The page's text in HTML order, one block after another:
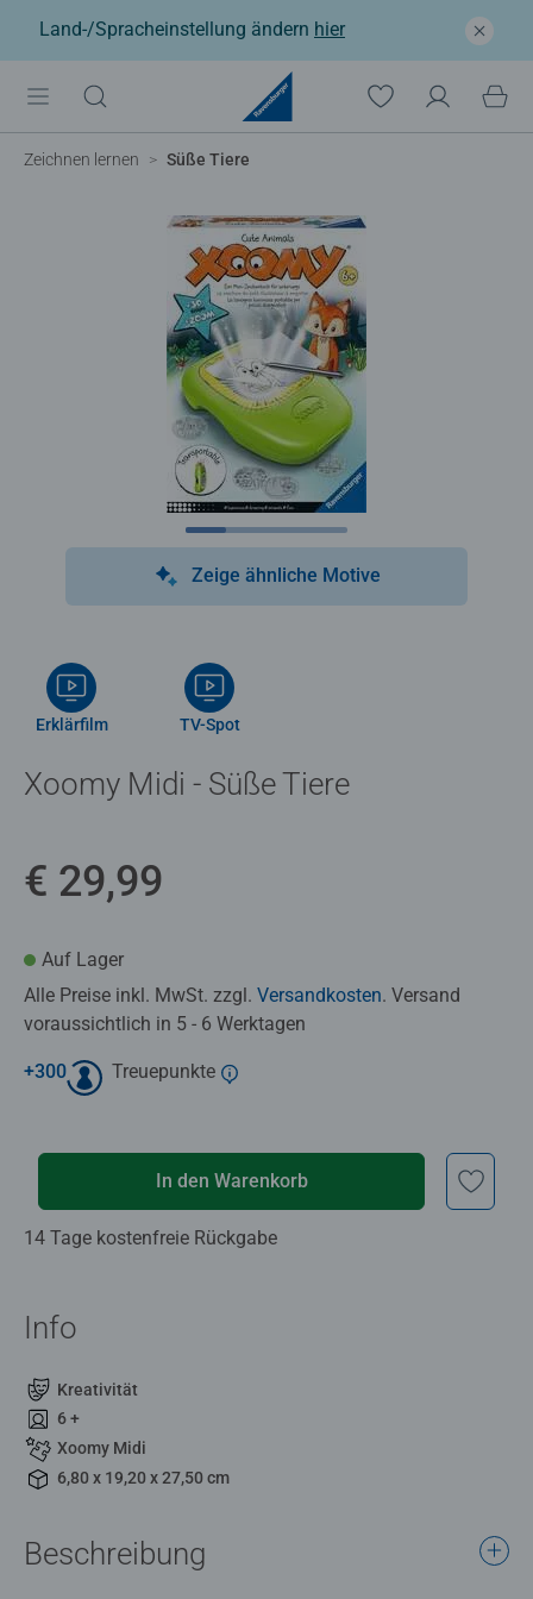
Land-/Spracheinstellung ändern hier
Zeichnen lernen Süße Tiere
Zeige ähnliche Motive
Erklärfilm TV-Spot
Xoomy Midi - Süße Tiere
€ 29,99
Auf Lager
Alle Preise inkl. MwSt. zzgl. Versandkosten. Versand
voraussichtlich in 5 - 6 Werktagen
+300 Treuepunkte
In den Warenkorb
14 Tage kostenfreie Rückgabe
Info
Kreativität
6 +
Xoomy Midi
6,80 x 19,20 x 27,50 cm
Beschreibung